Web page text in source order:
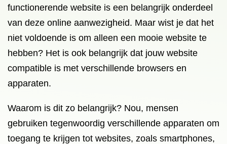
functionerende website is een belangrijk onderdeel
van deze online aanwezigheid. Maar wist je dat het
niet voldoende is om alleen een mooie website te
hebben? Het is ook belangrijk dat jouw website
compatible is met verschillende browsers en
apparaten.
Waarom is dit zo belangrijk? Nou, mensen
gebruiken tegenwoordig verschillende apparaten om
toegang te krijgen tot websites, zoals smartphones,